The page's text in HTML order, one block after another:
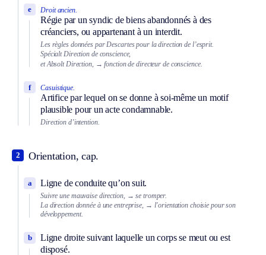
Droit ancien.
Régie par un syndic de biens abandonnés à des
créanciers, ou appartenant à un interdit.
e
Les règles données par Descartes pour la direction de l’esprit.
Spécialt Direction de conscience,
etAbsolt Direction, → fonction de directeur de conscience.
Casuistique.
Artifice par lequel on se donne à soi-même un motif
plausible pour un acte condamnable.
f
Direction d’intention.
Orientation, cap.
2
Ligne de conduite qu’on suit.
a
Suivre une mauvaise direction, → se tromper.
La direction donnée à une entreprise, → l’orientation choisie pour son
développement.
Ligne droite suivant laquelle un corps se meut ou est
disposé.
b